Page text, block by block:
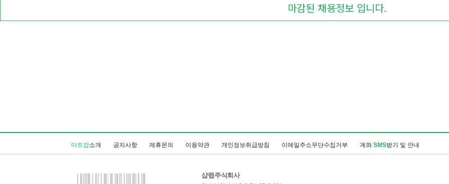
마감된 채용정보 입니다.
마트잡소개 공지사항 제휴문의 이용약관 개인정보취급방침 이메일주소무단수집거부 계좌 SMS받기 및 안내
샵랩주식회사